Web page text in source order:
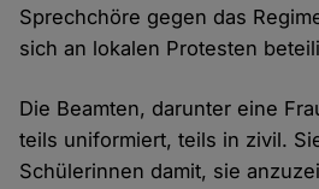
Sprechchöre gegen das
sich an lokalen Protesten
Die Beamten, darunter eine
teils uniformiert, teils in zivil.
Schülerinnen damit, sie